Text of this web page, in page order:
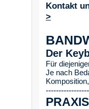
Kontakt
>
Der
Für
Je nach